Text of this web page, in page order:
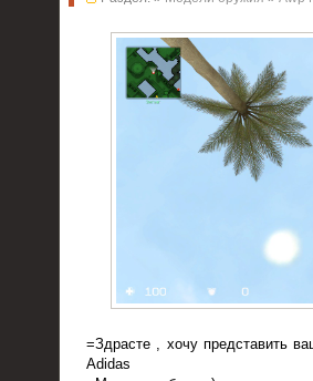
=Здрасте , хочу представить
Adidas